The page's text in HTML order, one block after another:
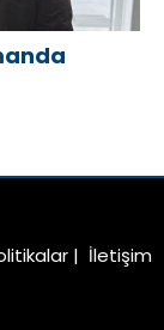
| İletişim